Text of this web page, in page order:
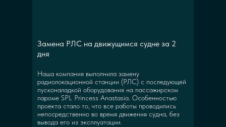
Наша компания выполнила замену
радиолокационной станции (РЛС) с последующей
пусконаладкой оборудования на пассажирском
пароме SPL Princess Anastasia. Особенностью
проекта стало то, что все работы проводились
непосредственно во время движения судна, без
вывода его из эксплуатации.
Замена РЛС на движущимся судне за 2
дня